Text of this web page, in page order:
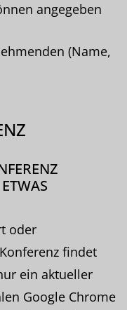
angegeben
(Name,
oder
findet
ein aktueller
Google Chrome